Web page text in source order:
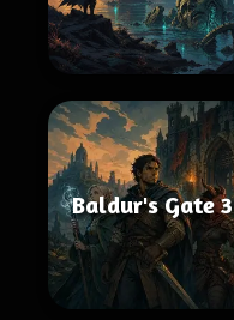
Baldur's Gate 3